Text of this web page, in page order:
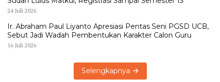
24 Juli 2026
Ir. Abraham Paul Liyanto Apresiasi Pentas Seni PGSD UCB,
Sebut Jadi Wadah Pembentukan Karakter Calon Guru
16 Juli 2026
Selengkapnya